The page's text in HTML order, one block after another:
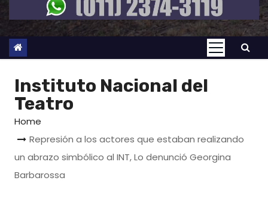
Instituto Nacional del
Teatro
Home
Represión a los actores que estaban realizando
un abrazo simbólico al INT, Lo denunció Georgina
Barbarossa